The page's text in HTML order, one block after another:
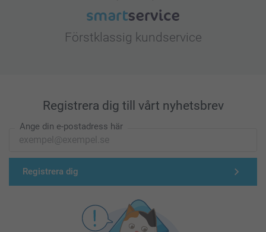
Förstklassig kundservice
Registrera dig till vårt nyhetsbrev
Ange din e-postadress här
Registrera dig